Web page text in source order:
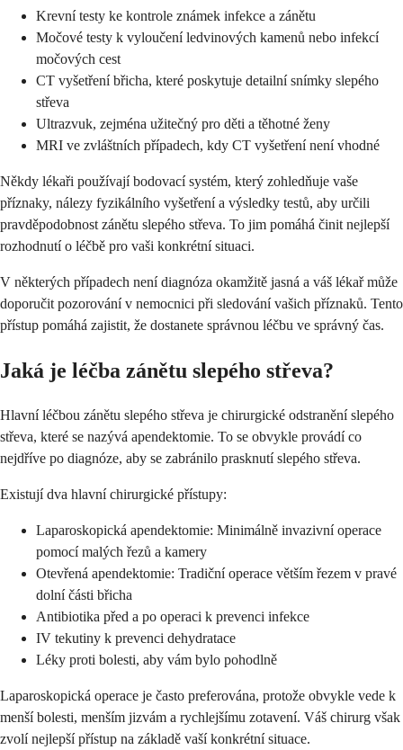
Krevní testy ke kontrole známek infekce a zánětu
Močové testy k vyloučení ledvinových kamenů nebo infekcí
močových cest
CT vyšetření břicha, které poskytuje detailní snímky slepého
střeva
Ultrazvuk, zejména užitečný pro děti a těhotné ženy
MRI ve zvláštních případech, kdy CT vyšetření není vhodné
Někdy lékaři používají bodovací systém, který zohledňuje vaše
příznaky, nálezy fyzikálního vyšetření a výsledky testů, aby určili
pravděpodobnost zánětu slepého střeva. To jim pomáhá činit nejlepší
rozhodnutí o léčbě pro vaši konkrétní situaci.
V některých případech není diagnóza okamžitě jasná a váš lékař může
doporučit pozorování v nemocnici při sledování vašich příznaků. Tento
přístup pomáhá zajistit, že dostanete správnou léčbu ve správný čas.
Jaká je léčba zánětu slepého střeva?
Hlavní léčbou zánětu slepého střeva je chirurgické odstranění slepého
střeva, které se nazývá apendektomie. To se obvykle provádí co
nejdříve po diagnóze, aby se zabránilo prasknutí slepého střeva.
Existují dva hlavní chirurgické přístupy:
Laparoskopická apendektomie: Minimálně invazivní operace
pomocí malých řezů a kamery
Otevřená apendektomie: Tradiční operace větším řezem v pravé
dolní části břicha
Antibiotika před a po operaci k prevenci infekce
IV tekutiny k prevenci dehydratace
Léky proti bolesti, aby vám bylo pohodlně
Laparoskopická operace je často preferována, protože obvykle vede k
menší bolesti, menším jizvám a rychlejšímu zotavení. Váš chirurg však
zvolí nejlepší přístup na základě vaší konkrétní situace.